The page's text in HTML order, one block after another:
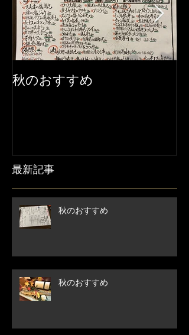
秋のおすすめ
最新記事
秋のおすすめ
秋のおすすめ